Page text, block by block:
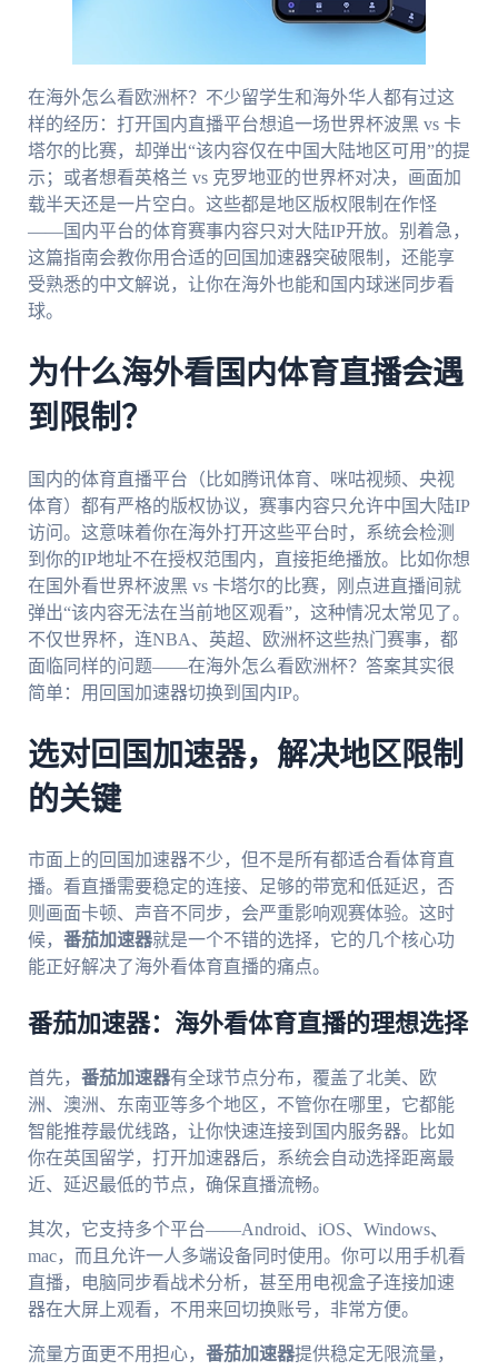
在海外怎么看欧洲杯？不少留学生和海外华人都有过这
样的经历：打开国内直播平台想追一场世界杯波黑 vs 卡
塔尔的比赛，却弹出“该内容仅在中国大陆地区可用”的提
示；或者想看英格兰 vs 克罗地亚的世界杯对决，画面加
载半天还是一片空白。这些都是地区版权限制在作怪
——国内平台的体育赛事内容只对大陆IP开放。别着急，
这篇指南会教你用合适的回国加速器突破限制，还能享
受熟悉的中文解说，让你在海外也能和国内球迷同步看
球。
为什么海外看国内体育直播会遇
到限制？
国内的体育直播平台（比如腾讯体育、咪咕视频、央视
体育）都有严格的版权协议，赛事内容只允许中国大陆IP
访问。这意味着你在海外打开这些平台时，系统会检测
到你的IP地址不在授权范围内，直接拒绝播放。比如你想
在国外看世界杯波黑 vs 卡塔尔的比赛，刚点进直播间就
弹出“该内容无法在当前地区观看”，这种情况太常见了。
不仅世界杯，连NBA、英超、欧洲杯这些热门赛事，都
面临同样的问题——在海外怎么看欧洲杯？答案其实很
简单：用回国加速器切换到国内IP。
选对回国加速器，解决地区限制
的关键
市面上的回国加速器不少，但不是所有都适合看体育直
播。看直播需要稳定的连接、足够的带宽和低延迟，否
则画面卡顿、声音不同步，会严重影响观赛体验。这时
候， 番茄加速器就是一个不错的选择，它的几个核心功
能正好解决了海外看体育直播的痛点。
番茄加速器：海外看体育直播的理想选择
首先， 番茄加速器有全球节点分布，覆盖了北美、欧
洲、澳洲、东南亚等多个地区，不管你在哪里，它都能
智能推荐最优线路，让你快速连接到国内服务器。比如
你在英国留学，打开加速器后，系统会自动选择距离最
近、延迟最低的节点，确保直播流畅。
其次，它支持多个平台——Android、iOS、Windows、
mac，而且允许一人多端设备同时使用。你可以用手机看
直播，电脑同步看战术分析，甚至用电视盒子连接加速
器在大屏上观看，不用来回切换账号，非常方便。
流量方面更不用担心， 番茄加速器提供稳定无限流量，